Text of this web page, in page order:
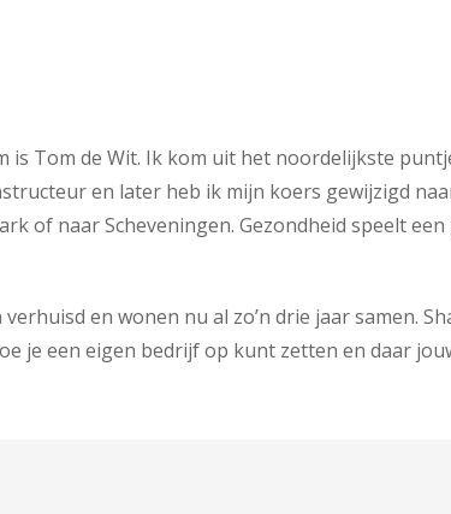
Tom de Wit. Ik kom uit het noordelijkste
en later heb ik mijn koers gewijzigd
of naar Scheveningen. Gezondheid speelt
en wonen nu al zo’n drie jaar samen.
je een eigen bedrijf op kunt zetten en daar